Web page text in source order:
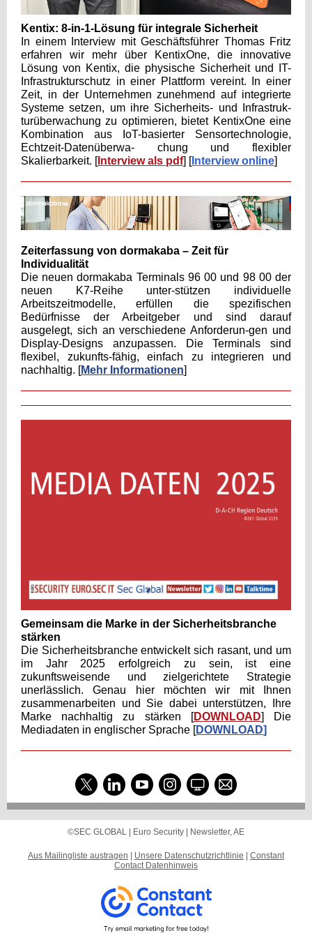
Kentix: 8-in-1-Lösung für integrale Sicherheit
In einem Interview mit Geschäftsführer Thomas Fritz
erfahren wir mehr über KentixOne, die innovative
Lösung von Kentix, die physische Sicherheit und IT-
Infrastrukturschutz in einer Plattform vereint. In einer
Zeit, in der Unternehmen zunehmend auf integrierte
Systeme setzen, um ihre Sicherheits- und Infrastruk-
turüberwachung zu optimieren, bietet KentixOne eine
Kombination aus IoT-basierter Sensortechnologie,
Echtzeit-Datenüberwa- chung und flexibler
Skalierbarkeit. [Interview als pdf] [Interview online]
Zeiterfassung von dormakaba – Zeit für
Individualität
Die neuen dormakaba Terminals 96 00 und 98 00 der
neuen K7-Reihe unter-stützen individuelle
Arbeitszeitmodelle, erfüllen die spezifischen
Bedürfnisse der Arbeitgeber und sind darauf
ausgelegt, sich an verschiedene Anforderun-gen und
Display-Designs anzupassen. Die Terminals sind
flexibel, zukunfts-fähig, einfach zu integrieren und
nachhaltig. [Mehr Informationen]
Gemeinsam die Marke in der Sicherheitsbranche
stärken
Die Sicherheitsbranche entwickelt sich rasant, und um
im Jahr 2025 erfolgreich zu sein, ist eine
zukunftsweisende und zielgerichtete Strategie
unerlässlich. Genau hier möchten wir mit Ihnen
zusammenarbeiten und Sie dabei unterstützen, Ihre
Marke nachhaltig zu stärken [DOWNLOAD] Die
Mediadaten in englischer Sprache [DOWNLOAD]
©SEC GLOBAL | Euro Security Newsletter, AE
Aus Mailingliste austragen Unsere Datenschutzrichtlinie
Constant
Contact Datenhinweis